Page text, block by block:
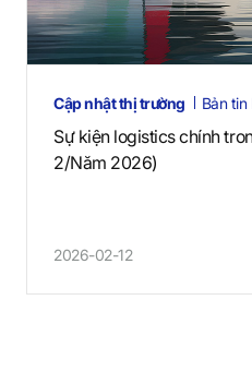
Cập nhật thị trường Bản
Sự kiện logistics chính
2/Năm 2026)
2026-02-12